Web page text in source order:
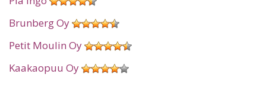
Brunberg Oy
Petit Moulin Oy
Kaakaopuu Oy